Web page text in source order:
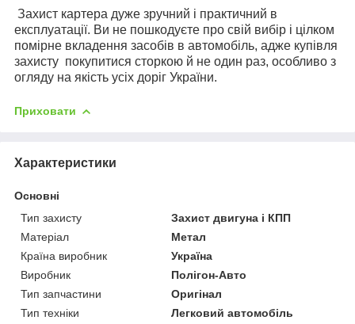
Захист картера дуже зручний і практичний в
експлуатації. Ви не пошкодуєте про свій вибір і цілком
помірне вкладення засобів в автомобіль, адже купівля
захисту покупитися сторкою й не один раз, особливо з
огляду на якість усіх доріг України.
Приховати
Характеристики
Основні
Тип захисту
Захист двигуна і КПП
Матеріал
Метал
Країна виробник
Україна
Виробник
Полігон-Авто
Тип запчастини
Оригінал
Тип техніки
Легковий автомобіль